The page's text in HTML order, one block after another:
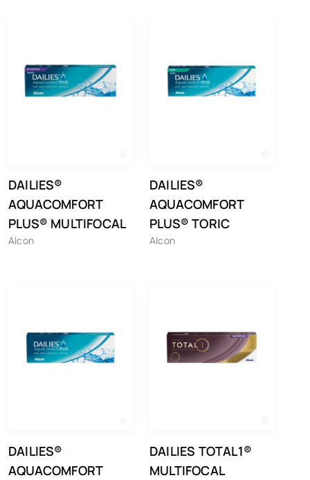
DAILIES®
AQUACOMFORT
PLUS® MULTIFOCAL
Alcon
DAILIES®
AQUACOMFORT
PLUS® TORIC
Alcon
DAILIES®
AQUACOMFORT
DAILIES TOTAL1®
MULTIFOCAL